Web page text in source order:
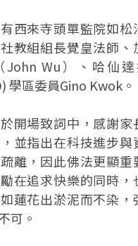
西來寺頭單監院如松
教組組長覺皇法師、
John Wu）、哈仙
學區委員Gino Kwok。
開場致詞中，感謝家
並指出在科技進步與
離，因此佛法更顯
在追求快樂的同時，
蓮花出淤泥而不染，
可。